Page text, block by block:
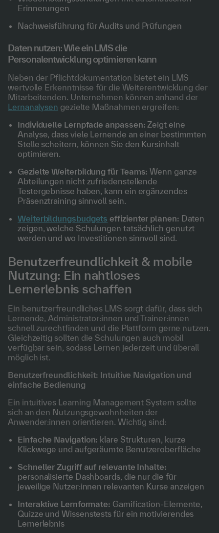
Erinnerungen
Nachweisführung für Audits und Prüfungen
Daten nutzen: Wie ein LMS die
Personalentwicklung optimieren kann
Neben der Pflichtdokumentation bietet ein LMS
wertvolle Erkenntnisse für die Weiterentwicklung der
Mitarbeitenden. Unternehmen können anhand der
Lernanalysen gezielte Maßnahmen ergreifen:
Individuelle Lernpfade anpassen: Zeigt eine
Analyse, dass viele Lernende an einer bestimmten
Stelle scheitern, können Sie den Kursinhalt
optimieren.
Gezielte Weiterbildung für Teams: Wenn ganze
Abteilungen nicht zufriedenstellende
Testergebnisse haben, kann ein ergänzendes
Präsenztraining sinnvoll sein.
Weiterbildungsbudgets effizienter planen: Daten
zeigen, welche Schulungen tatsächlich genutzt
werden und wo Investitionen sinnvoll sind.
Benutzerfreundlichkeit & mobile
Nutzung: Ein nahtloses
Lernerlebnis schaffen
Ein benutzerfreundliches LMS sorgt dafür, dass sich
Lernende, Administrator:innen und Trainer:innen
schnell zurechtfinden und die Plattform gerne nutzen.
Gleichzeitig sollten die Schulungen auch mobil
verfügbar sein, sodass Lernen jederzeit und überall
möglich ist.
Benutzerfreundlichkeit: Intuitive Navigation und
einfache Bedienung
Ein intuitives Learning Management System sollte
sich an den Nutzungsgewohnheiten der
Anwender:innen orientieren. Wichtig sind:
Einfache Navigation: klare Strukturen, kurze
Klickwege und aufgeräumte Benutzeroberfläche
Schneller Zugriff auf relevante Inhalte:
personalisierte Dashboards, die nur die für
jeweilige Nutzer:innen relevanten Kurse anzeigen
Interaktive Lernformate: Gamification-Elemente,
Quizze und Wissenstests für ein motivierendes
Lernerlebnis